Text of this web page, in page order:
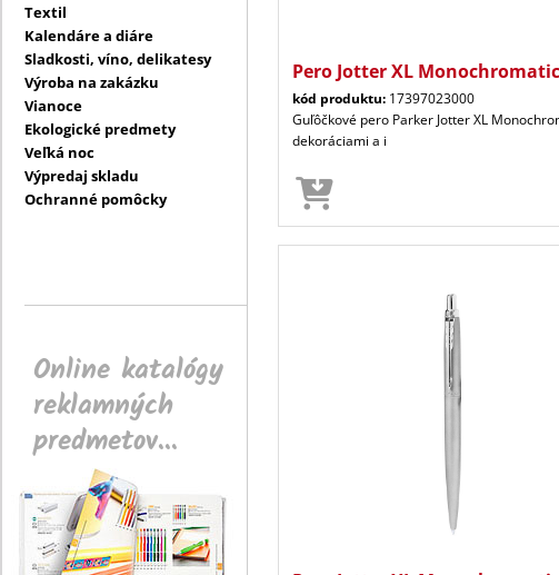
Textil
Kalendáre a diáre
Sladkosti, víno, delikatesy
Výroba na zakázku
Vianoce
Ekologické predmety
Veľká noc
Výpredaj skladu
Ochranné pomôcky
Online katalógy
reklamných
predmetov...
Pero Jotter XL
kód produktu: 17397023000
Guľôčkové pero Parker Jotter XL
dekoráciami a i